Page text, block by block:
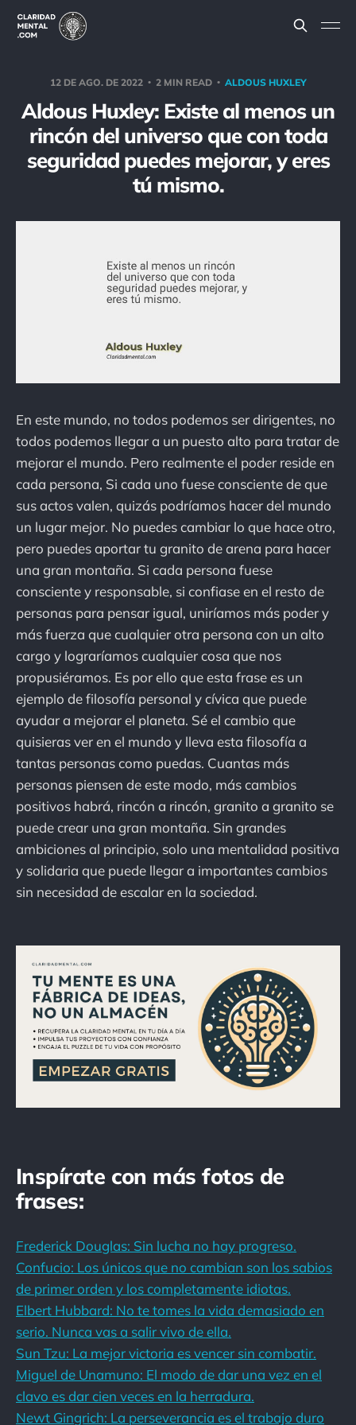
12 DE AGO. DE 2022 2 MIN READ ALDOUS HUXLEY
Aldous Huxley: Existe al menos un
rincón del universo que con toda
seguridad puedes mejorar, y eres
tú mismo.
En este mundo, no todos podemos ser dirigentes, no
todos podemos llegar a un puesto alto para tratar de
mejorar el mundo. Pero realmente el poder reside en
cada persona, Si cada uno fuese consciente de que
sus actos valen, quizás podríamos hacer del mundo
un lugar mejor. No puedes cambiar lo que hace otro,
pero puedes aportar tu granito de arena para hacer
una gran montaña. Si cada persona fuese
consciente y responsable, si confiase en el resto de
personas para pensar igual, uniríamos más poder y
más fuerza que cualquier otra persona con un alto
cargo y lograríamos cualquier cosa que nos
propusiéramos. Es por ello que esta frase es un
ejemplo de filosofía personal y cívica que puede
ayudar a mejorar el planeta. Sé el cambio que
quisieras ver en el mundo y lleva esta filosofía a
tantas personas como puedas. Cuantas más
personas piensen de este modo, más cambios
positivos habrá, rincón a rincón, granito a granito se
puede crear una gran montaña. Sin grandes
ambiciones al principio, solo una mentalidad positiva
y solidaria que puede llegar a importantes cambios
sin necesidad de escalar en la sociedad.
Inspírate con más fotos de
frases:
Frederick Douglas: Sin lucha no hay progreso.
Confucio: Los únicos que no cambian son los sabios
de primer orden y los completamente idiotas.
Elbert Hubbard: No te tomes la vida demasiado en
serio. Nunca vas a salir vivo de ella.
Sun Tzu: La mejor victoria es vencer sin combatir.
Miguel de Unamuno: El modo de dar una vez en el
clavo es dar cien veces en la herradura.
Newt Gingrich: La perseverancia es el trabajo duro